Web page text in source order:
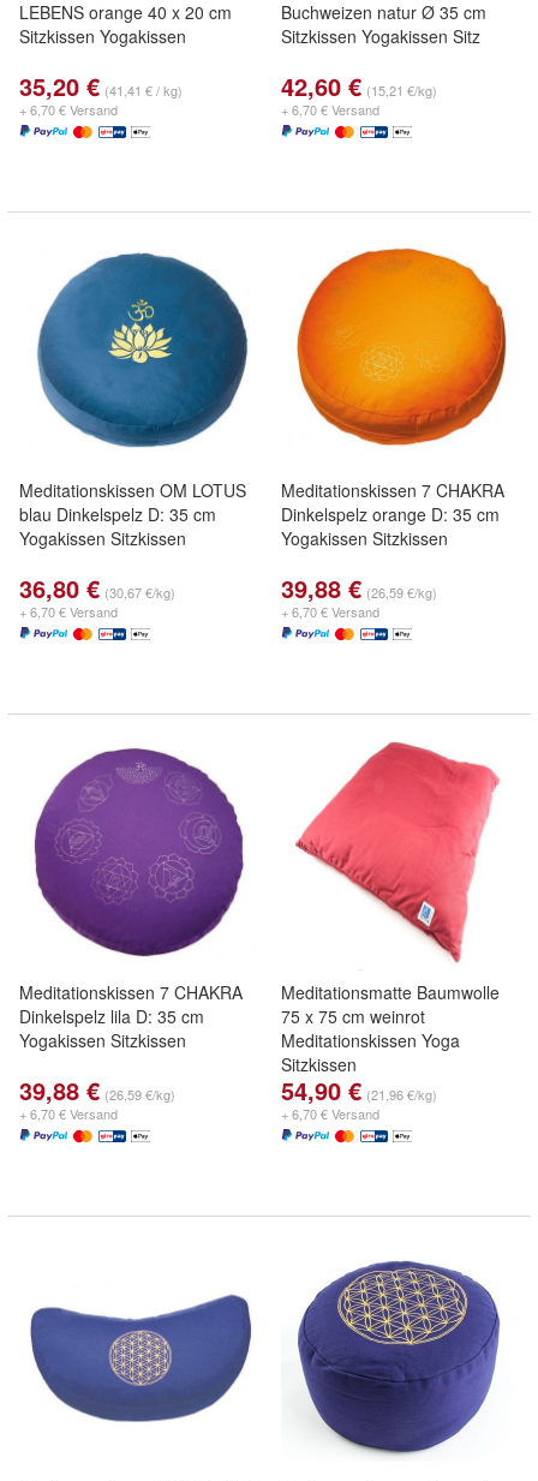
LEBENS orange 40 x 20 cm
Sitzkissen Yogakissen
35,20 € (41,41 € / kg)
+ 6,70 € Versand
Buchweizen natur Ø 35 cm
Sitzkissen Yogakissen Sitz
42,60 € (15,21 €/kg)
+ 6,70 € Versand
Meditationskissen OM LOTUS
blau Dinkelspelz D: 35 cm
Yogakissen Sitzkissen
36,80 € (30,67 €/kg)
+ 6,70 € Versand
Meditationskissen 7 CHAKRA
Dinkelspelz orange D: 35 cm
Yogakissen Sitzkissen
39,88 € (26,59 €/kg)
+ 6,70 € Versand
Meditationskissen 7 CHAKRA
Dinkelspelz lila D: 35 cm
Yogakissen Sitzkissen
39,88 € (26,59 €/kg)
+ 6,70 € Versand
Meditationsmatte Baumwolle
75 x 75 cm weinrot
Meditationskissen Yoga
Sitzkissen
54,90 € (21,96 €/kg)
+ 6,70 € Versand